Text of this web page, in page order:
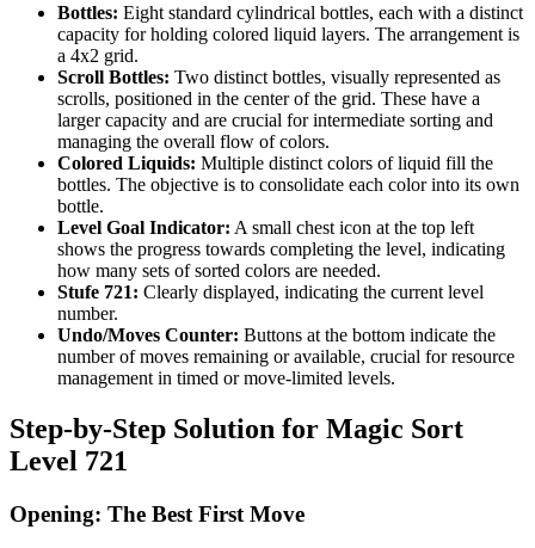
Bottles: Eight standard cylindrical bottles, each with a distinct
capacity for holding colored liquid layers. The arrangement is
a 4x2 grid.
Scroll Bottles: Two distinct bottles, visually represented as
scrolls, positioned in the center of the grid. These have a
larger capacity and are crucial for intermediate sorting and
managing the overall flow of colors.
Colored Liquids: Multiple distinct colors of liquid fill the
bottles. The objective is to consolidate each color into its own
bottle.
Level Goal Indicator: A small chest icon at the top left
shows the progress towards completing the level, indicating
how many sets of sorted colors are needed.
Stufe 721: Clearly displayed, indicating the current level
number.
Undo/Moves Counter: Buttons at the bottom indicate the
number of moves remaining or available, crucial for resource
management in timed or move-limited levels.
Step-by-Step Solution for Magic Sort
Level 721
Opening: The Best First Move